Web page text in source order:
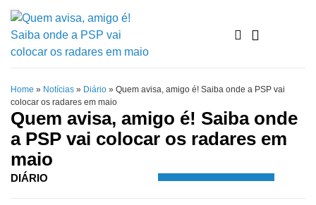
Home » Notícias » Diário » Quem avisa, amigo é! Saiba onde a PSP vai
colocar os radares em maio
Quem avisa, amigo é! Saiba onde
a PSP vai colocar os radares em
maio
DIÁRIO